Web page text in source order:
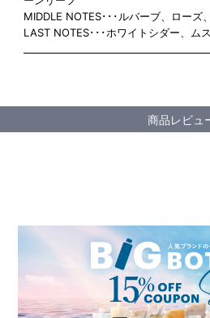
MIDDLE NOTES･･･ルバーブ、ローズ
LAST NOTES･･･ホワイトシダー、ム
商品レビュ